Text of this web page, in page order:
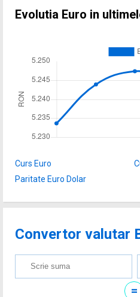
Evolutia Euro in
Curs Euro
Paritate Euro Dolar
Convertor valutar
=